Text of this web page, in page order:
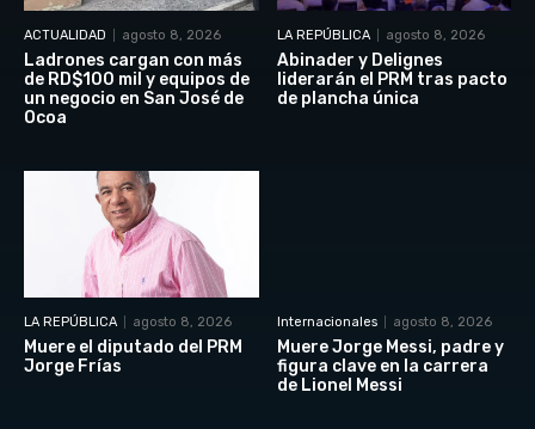
ACTUALIDAD agosto 8, 2026
Ladrones cargan con más
de RD$100 mil y equipos de
un negocio en San José de
Ocoa
LA REPÚBLICA agosto 8, 2026
Abinader y Delignes
liderarán el PRM tras pacto
de plancha única
LA REPÚBLICA agosto 8, 2026
Muere el diputado del PRM
Jorge Frías
Internacionales agosto 8, 2026
Muere Jorge Messi, padre y
figura clave en la carrera
de Lionel Messi